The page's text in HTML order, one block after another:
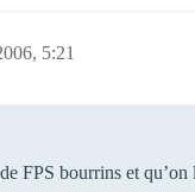
5:21
FPS bourrins et